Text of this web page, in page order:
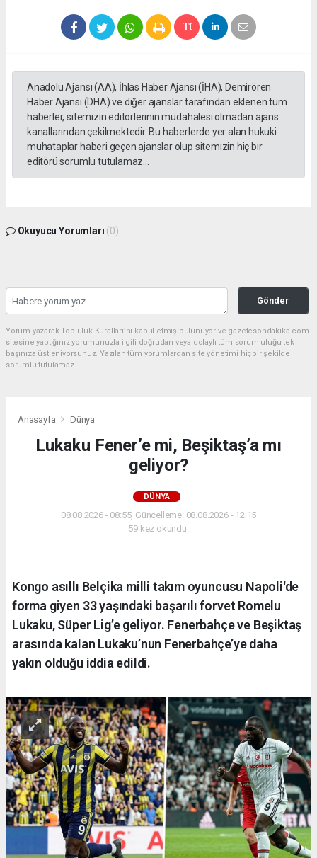
Anadolu Ajansı (AA), İhlas Haber Ajansı (İHA), Demirören
Haber Ajansı (DHA) ve diğer ajanslar tarafından eklenen tüm
haberler, sitemizin editörlerinin müdahalesi olmadan ajans
kanallarından çekilmektedir. Bu haberlerde yer alan hukuki
muhataplar haberi geçen ajanslar olup sitemizin hiç bir
editörü sorumlu tutulamaz...
Okuyucu Yorumları (0)
Gönder
Yorum yazarak Topluluk Kuralları’nı kabul etmiş bulunuyor ve gazetesondakika.com
sitesine yaptığınız yorumunuzla ilgili doğrudan veya dolaylı tüm sorumluluğu tek
başınıza üstleniyorsunuz. Yazılan tüm yorumlardan site yönetimi hiçbir şekilde
sorumlu tutulamaz.
Anasayfa Dünya
Lukaku Fener’e mi, Beşiktaş’a mı
geliyor?
DÜNYA
08.08.2026 - 08:55, Güncelleme: 08.08.2026 - 12:15
59 kez okundu.
Kongo asıllı Belçika milli takım oyuncusu Napoli'de
forma giyen 33 yaşındaki başarılı forvet Romelu
Lukaku, Süper Lig’e geliyor. Fenerbahçe ve Beşiktaş
arasında kalan Lukaku’nun Fenerbahçe’ye daha
yakın olduğu iddia edildi.